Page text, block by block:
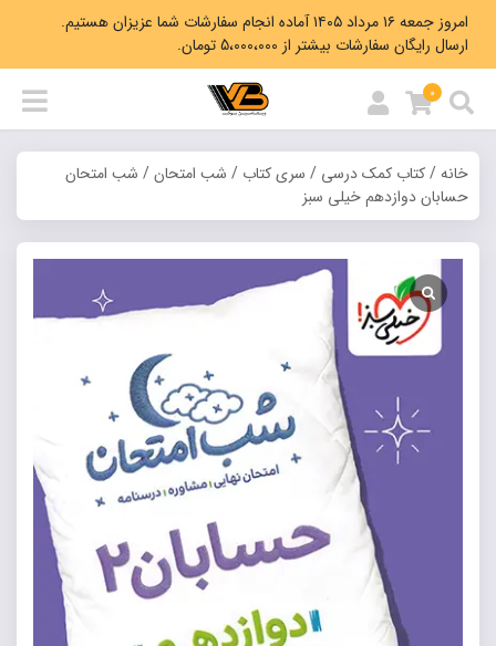
امروز جمعه ۱۶ مرداد ۱۴۰۵ آماده انجام سفارشات شما عزیزان هستیم.
ارسال رایگان سفارشات بیشتر از 5،000،000 تومان.
0
خانه/کتاب کمک درسی / سری کتاب / شب امتحان/ شب امتحان
حسابان دوازدهم خیلی سبز